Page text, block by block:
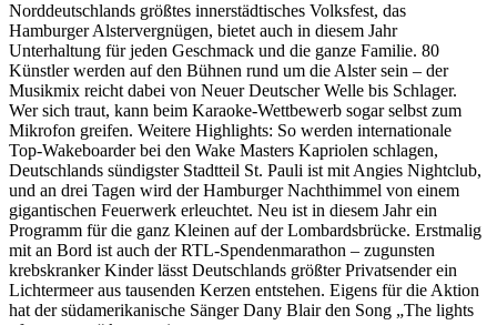
Norddeutschlands größtes innerstädtisches Volksfest, das
Hamburger Alstervergnügen, bietet auch in diesem Jahr
Unterhaltung für jeden Geschmack und die ganze Familie. 80
Künstler werden auf den Bühnen rund um die Alster sein – der
Musikmix reicht dabei von Neuer Deutscher Welle bis Schlager.
Wer sich traut, kann beim Karaoke-Wettbewerb sogar selbst zum
Mikrofon greifen. Weitere Highlights: So werden internationale
Top-Wakeboarder bei den Wake Masters Kapriolen schlagen,
Deutschlands sündigster Stadtteil St. Pauli ist mit Angies Nightclub,
und an drei Tagen wird der Hamburger Nachthimmel von einem
gigantischen Feuerwerk erleuchtet. Neu ist in diesem Jahr ein
Programm für die ganz Kleinen auf der Lombardsbrücke. Erstmalig
mit an Bord ist auch der RTL-Spendenmarathon – zugunsten
krebskranker Kinder lässt Deutschlands größter Privatsender ein
Lichtermeer aus tausenden Kerzen entstehen. Eigens für die Aktion
hat der südamerikanische Sänger Dany Blair den Song „The lights